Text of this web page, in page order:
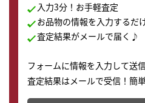
入力3分！お手軽査定
お品物の情報を入力するだ
査定結果がメールで届く♪
フォームに情報を入力して送信
査定結果はメールで受信！簡
かります。